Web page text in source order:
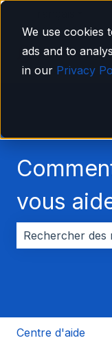
We use cookies
ads and to
in our Privacy
vous
Centre d'aide